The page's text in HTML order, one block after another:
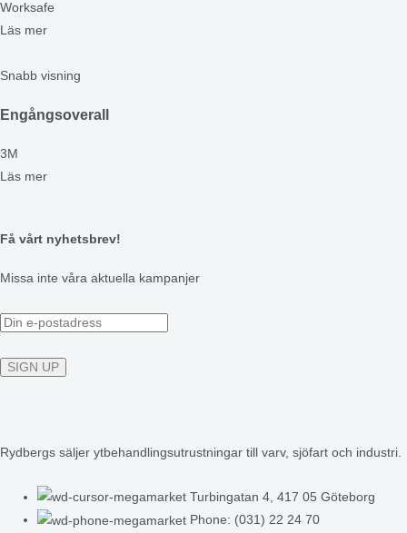
Worksafe
Läs mer
Snabb visning
Engångsoverall
3M
Läs mer
Få vårt nyhetsbrev!
Missa inte våra aktuella kampanjer
Rydbergs säljer ytbehandlingsutrustningar till varv, sjöfart och industri.
Turbingatan 4, 417 05 Göteborg
Phone: (031) 22 24 70